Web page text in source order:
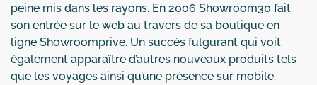
peine mis dans les rayons. En 2006 Showroom30 fait
son entrée sur le web au travers de sa boutique en
ligne Showroomprive. Un succès fulgurant qui voit
également apparaître d’autres nouveaux produits tels
que les voyages ainsi qu’une présence sur mobile.